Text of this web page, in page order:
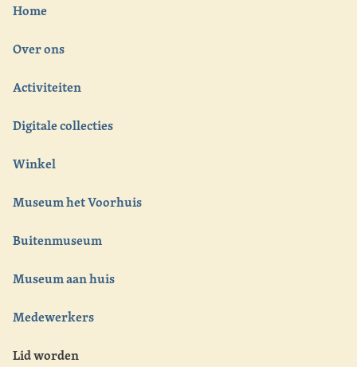
Home
Over ons
Activiteiten
Digitale collecties
Winkel
Museum het Voorhuis
Buitenmuseum
Museum aan huis
Medewerkers
Lid worden